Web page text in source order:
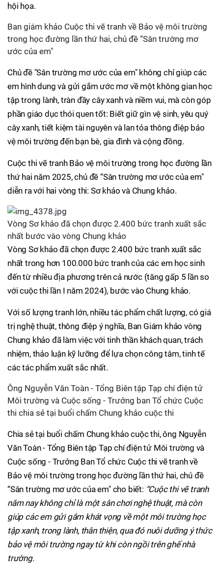
hội họa.
Ban giám khảo Cuộc thi vẽ tranh về Bảo vệ môi trường
trong học đường lần thứ hai, chủ đề “Sân trường mơ
ước của em"
Chủ đề "Sân trường mơ ước của em" không chỉ giúp các
em hình dung và gửi gắm ước mơ về một không gian học
tập trong lành, tràn đầy cây xanh và niềm vui, mà còn góp
phần giáo dục thói quen tốt: Biết giữ gìn vệ sinh, yêu quý
cây xanh, tiết kiệm tài nguyên và lan tỏa thông điệp bảo
vệ môi trường đến bạn bè, gia đình và cộng đồng.
Cuộc thi vẽ tranh Bảo vệ môi trường trong học đường lần
thứ hai năm 2025, chủ đề “Sân trường mơ ước của em"
diễn ra với hai vòng thi: Sơ khảo và Chung khảo.
Vòng Sơ khảo đã chọn được 2.400 bức tranh xuất sắc
nhất bước vào vòng Chung khảo
Vòng Sơ khảo đã chọn được 2.400 bức tranh xuất sắc
nhất trong hơn 100.000 bức tranh của các em học sinh
đến từ nhiều địa phương trên cả nước (tăng gấp 5 lần so
với cuộc thi lần I năm 2024), bước vào Chung khảo.
Với số lượng tranh lớn, nhiều tác phẩm chất lượng, có giá
trị nghệ thuật, thông điệp ý nghĩa, Ban Giám khảo vòng
Chung khảo đã làm việc với tinh thần khách quan, trách
nhiệm, thảo luận kỹ lưỡng để lựa chọn công tâm, tinh tế
các tác phẩm xuất sắc nhất.
Ông Nguyễn Văn Toàn - Tổng Biên tập Tạp chí điện tử
Môi trường và Cuộc sống - Trưởng ban Tổ chức Cuộc
thi chia sẻ tại buổi chấm Chung khảo cuộc thi
Chia sẻ tại buổi chấm Chung khảo cuộc thi, ông Nguyễn
Văn Toàn - Tổng Biên tập Tạp chí điện tử Môi trường và
Cuộc sống - Trưởng Ban Tổ chức Cuộc thi vẽ tranh về
Bảo vệ môi trường trong học đường lần thứ hai, chủ đề
“Sân trường mơ ước của em" cho biết: “Cuộc thi vẽ tranh
năm nay không chỉ là một sân chơi nghệ thuật, mà còn
giúp các em gửi gắm khát vọng về một môi trường học
tập xanh, trong lành, thân thiện, qua đó nuôi dưỡng ý thức
bảo vệ môi trường ngay từ khi còn ngồi trên ghế nhà
trường.